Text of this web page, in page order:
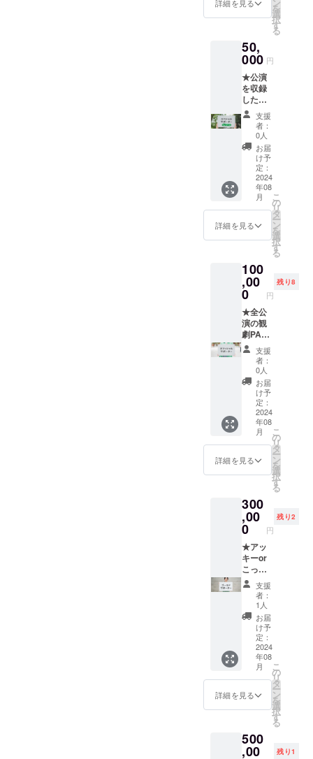
日＠古
アッ
キー、
ちゃん
からの
御礼
メッ
セージ
動画
（約3分
／メー
ル：視
聴URL
送付）
●オンラ
よる公
演映像
分：
メー
ル：視
送付。
期間限
定配
信：
2024年
10月1日
~12月
31日）
●稽古
場‟裏″
日誌
（メー
WEBサ
イトの
閲覧用
URLを
送付）
入り台
本
（アッ
キー、
こっ
ちゃ
ん）：
宛名を
ご希望
の際は
「備考
欄」に
を記載
くださ
と会場
内にお
聴URL
送付。
定配
信：
2024年
10月1日
~12月
31日) ●
稽古
場‟裏″
日誌
(メー
ル：
WEBサ
イトの
非公開
送付) ●
サイン
入り台
キー、
こっ
ちゃ
ん)：宛
名をご
希望の
際は
「備考
欄」に
お名前
を記載
くださ
い ●ツ
カキン
2024 オ
ぐい(画
像のて
ぬぐい
キン
2024”
と名入
れ。て
ぬぐい
サイズ
90cm×
30cm)
在庫に
よりデ
ザイン
が変更
になる
場合が
会場内
にお名
キー、
からの
御礼
メッ
セージ
動画(約
3分／
メー
ル：視
聴URL
送付) ●
オンラ
インに
よる公
演映像
の視聴
(約75分
／メー
期間限
定配
信：
2024年
10月1日
~12月
31日) ●
稽古
場‟裏″
日誌
(メー
ル：
WEBサ
イトの
非公開
ページ
閲覧用
URLを
本(アッ
キー、
こっ
ちゃ
ん)：宛
名をご
希望の
際は
「備考
欄」に
お名前
を記載
くださ
い ●ツ
カキン
2024 オ
リジナ
ル手ぬ
に“ツカ
キン
詳細を見る ン
を
選
択
す
る
50,
000 円
★公演
を収録
した
DVD(1
枚) ★あ
なたも
舞台の
一員
に！エ
キスト
ラ体験
(どちら
かの作
品に出
演いた
細は後
日メー
ルにて
連絡し
ます)
ーーー
ーー ●
アッ
キー、
こっ
ちゃん
からの
御礼
メッ
セージ
動画
（約3分
／メー
ル：視
●オンラ
インに
よる公
演映像
の視聴
(約75分
／メー
ル：視
聴URL
送付。
期間限
定配
信：
2024年
10月1日
~12月
31日) ●
稽古
場‟裏″
ル：
WEBサ
支援
者：
0人
お届
け予
定：
2024
年08
月
詳細を見る
こ
の
リ
タ
ー
ン
を
選
択
す
る
100
,00
0 円
残り8
★全公
演の観
劇PASS
(良席保
証)
★WS参
加(2024
年10月
頃に香
川県内
で実施
予定。
会場ま
での交
通費は
い)
ーーー
ーー ●
アッ
キー、
こっ
ちゃん
からの
御礼
メッ
セージ
動画
（約3分
／メー
ル：視
聴URL
送付) ●
オンラ
インに
の視聴
（約75
支援
者：
0人
お届
け予
定：
2024
年08
月
詳細を見る
こ
の
リ
タ
ー
ン
を
選
択
す
る
300
,00
0 円
残り2
★アッ
キーor
こっ
ちゃん
が支援
者様の
PR大使
として
活動(1
年間)※
内容は
追って
ご相
談。関
東エリ
際は、
別途宿
支援
者：
1人
お届
け予
定：
2024
年08
月
詳細を見る
こ
の
リ
タ
ー
ン
を
選
択
す
る
500
,00 残り1